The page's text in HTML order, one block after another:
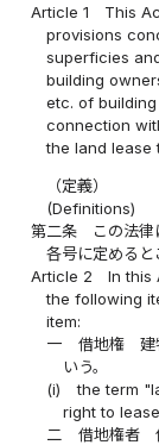
Article 1
This
provisions
superficies
building
etc. of
connection
the land lease
（定義）
(Definitions)
第二条
この法
各号に定めると
Article 2
In this
the following
item:
一
借地権 建
いう。
(i)
the term
right to
二
借地権者